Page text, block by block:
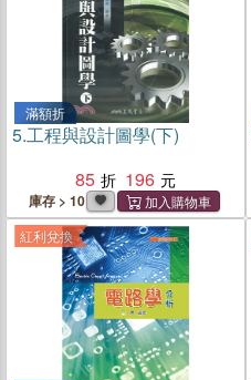
滿額折
5.工程與設計圖學(下)
85
196
庫存 > 10
紅利兌換